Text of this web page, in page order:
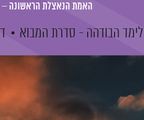
האמת הנאצלת הראשונה
הבודהה - סדרת המבוא